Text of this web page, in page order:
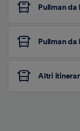
Pullman da
Pullman da
Altri